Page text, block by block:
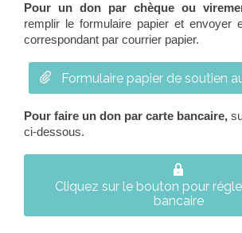
Pour un don par chèque ou
remplir le formulaire papier et envoyer
correspondant par courrier papier.
 Formulaire papier de soutien
Pour faire un don par carte bancaire,
ci-dessous.

Cliquez sur le bouton pour
bancaire